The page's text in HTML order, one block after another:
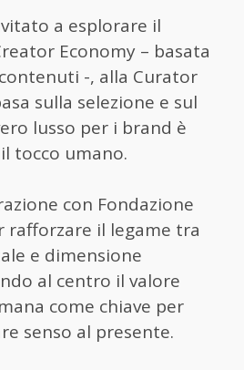
a esplorare il
Economy – basata
-, alla Curator
sulla selezione e sul
lusso per i brand è
tocco umano.
con Fondazione
rafforzare il legame tra
e dimensione
al centro il valore
come chiave per
senso al presente.